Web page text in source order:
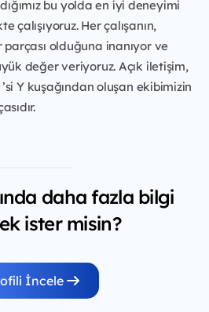
bu yolda en iyi deneyimi
çalışıyoruz. Her çalışanın,
parçası olduğuna inanıyor ve
değer veriyoruz. Açık iletişim,
Y kuşağından oluşan ekibimizin
daha fazla bilgi
ister misin?
İncele